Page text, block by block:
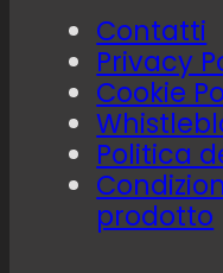
Contatti
Privacy
Cookie
Politica
prodotto